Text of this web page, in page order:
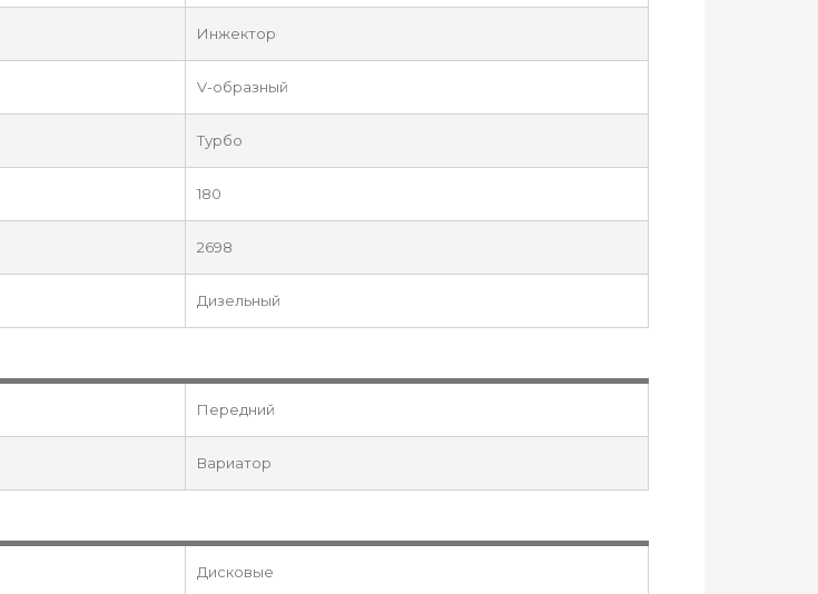
Инжектор
V-образный
Турбо
180
2698
Дизельный
Передний
Вариатор
Дисковые